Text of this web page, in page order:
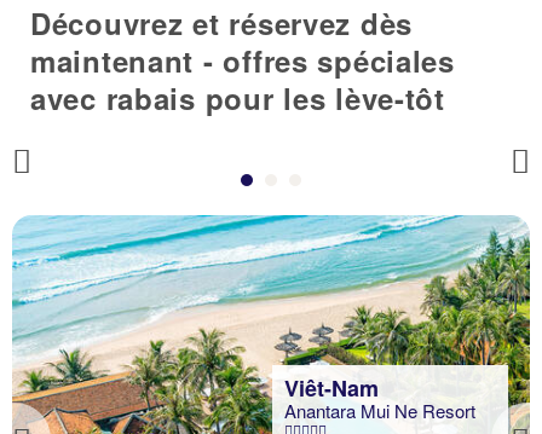
Découvrez et réservez dès
maintenant - offres spéciales
avec rabais pour les lève-tôt
Previous
Viêt-Nam
Anantara Mui Ne Resort